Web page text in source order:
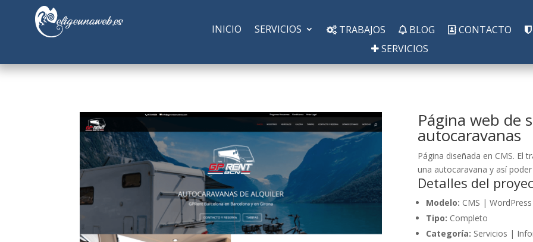
INICIO SERVICIOS TRABAJOS BLOG CONTACTO
SERVICIOS
Página web de
autocaravanas
Página diseñada en CMS. El
una autocaravana y así
Detalles del
Modelo: CMS | WordPress
Tipo: Completo
Categoría: Servicios |